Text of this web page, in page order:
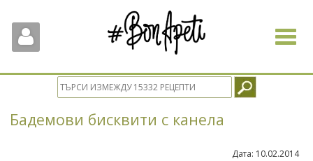
Toggle
Бадемови бисквити с канела
Дата: 10.02.2014